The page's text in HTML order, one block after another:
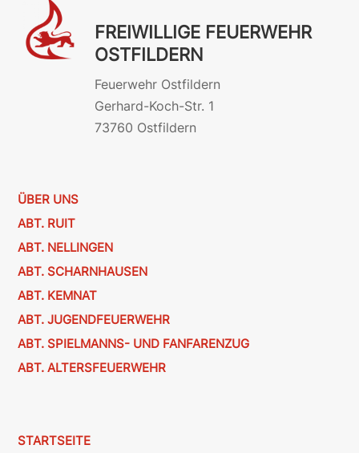
FREIWILLIGE FEUERWEHR
OSTFILDERN
Feuerwehr Ostfildern
Gerhard-Koch-Str. 1
73760 Ostfildern
ÜBER UNS
ABT. RUIT
ABT. NELLINGEN
ABT. SCHARNHAUSEN
ABT. KEMNAT
ABT. JUGENDFEUERWEHR
ABT. SPIELMANNS- UND FANFARENZUG
ABT. ALTERSFEUERWEHR
STARTSEITE